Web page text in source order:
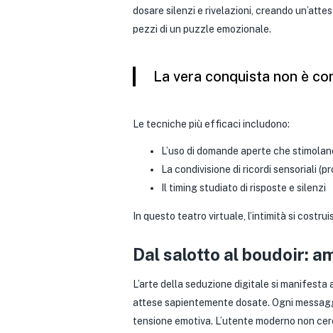
dosare silenzi e rivelazioni, creando
pezzi di un puzzle emozionale.
La vera conquista non è
Le tecniche più efficaci includono:
L’uso di domande aperte che
La condivisione di ricordi sensoriali
Il timing studiato di risposte e silenzi
In questo teatro virtuale, l’intimità si
Dal salotto al boudoir:
L’arte della seduzione digitale si manifesta
attese sapientemente dosate. Ogni
tensione emotiva. L’utente moderno non